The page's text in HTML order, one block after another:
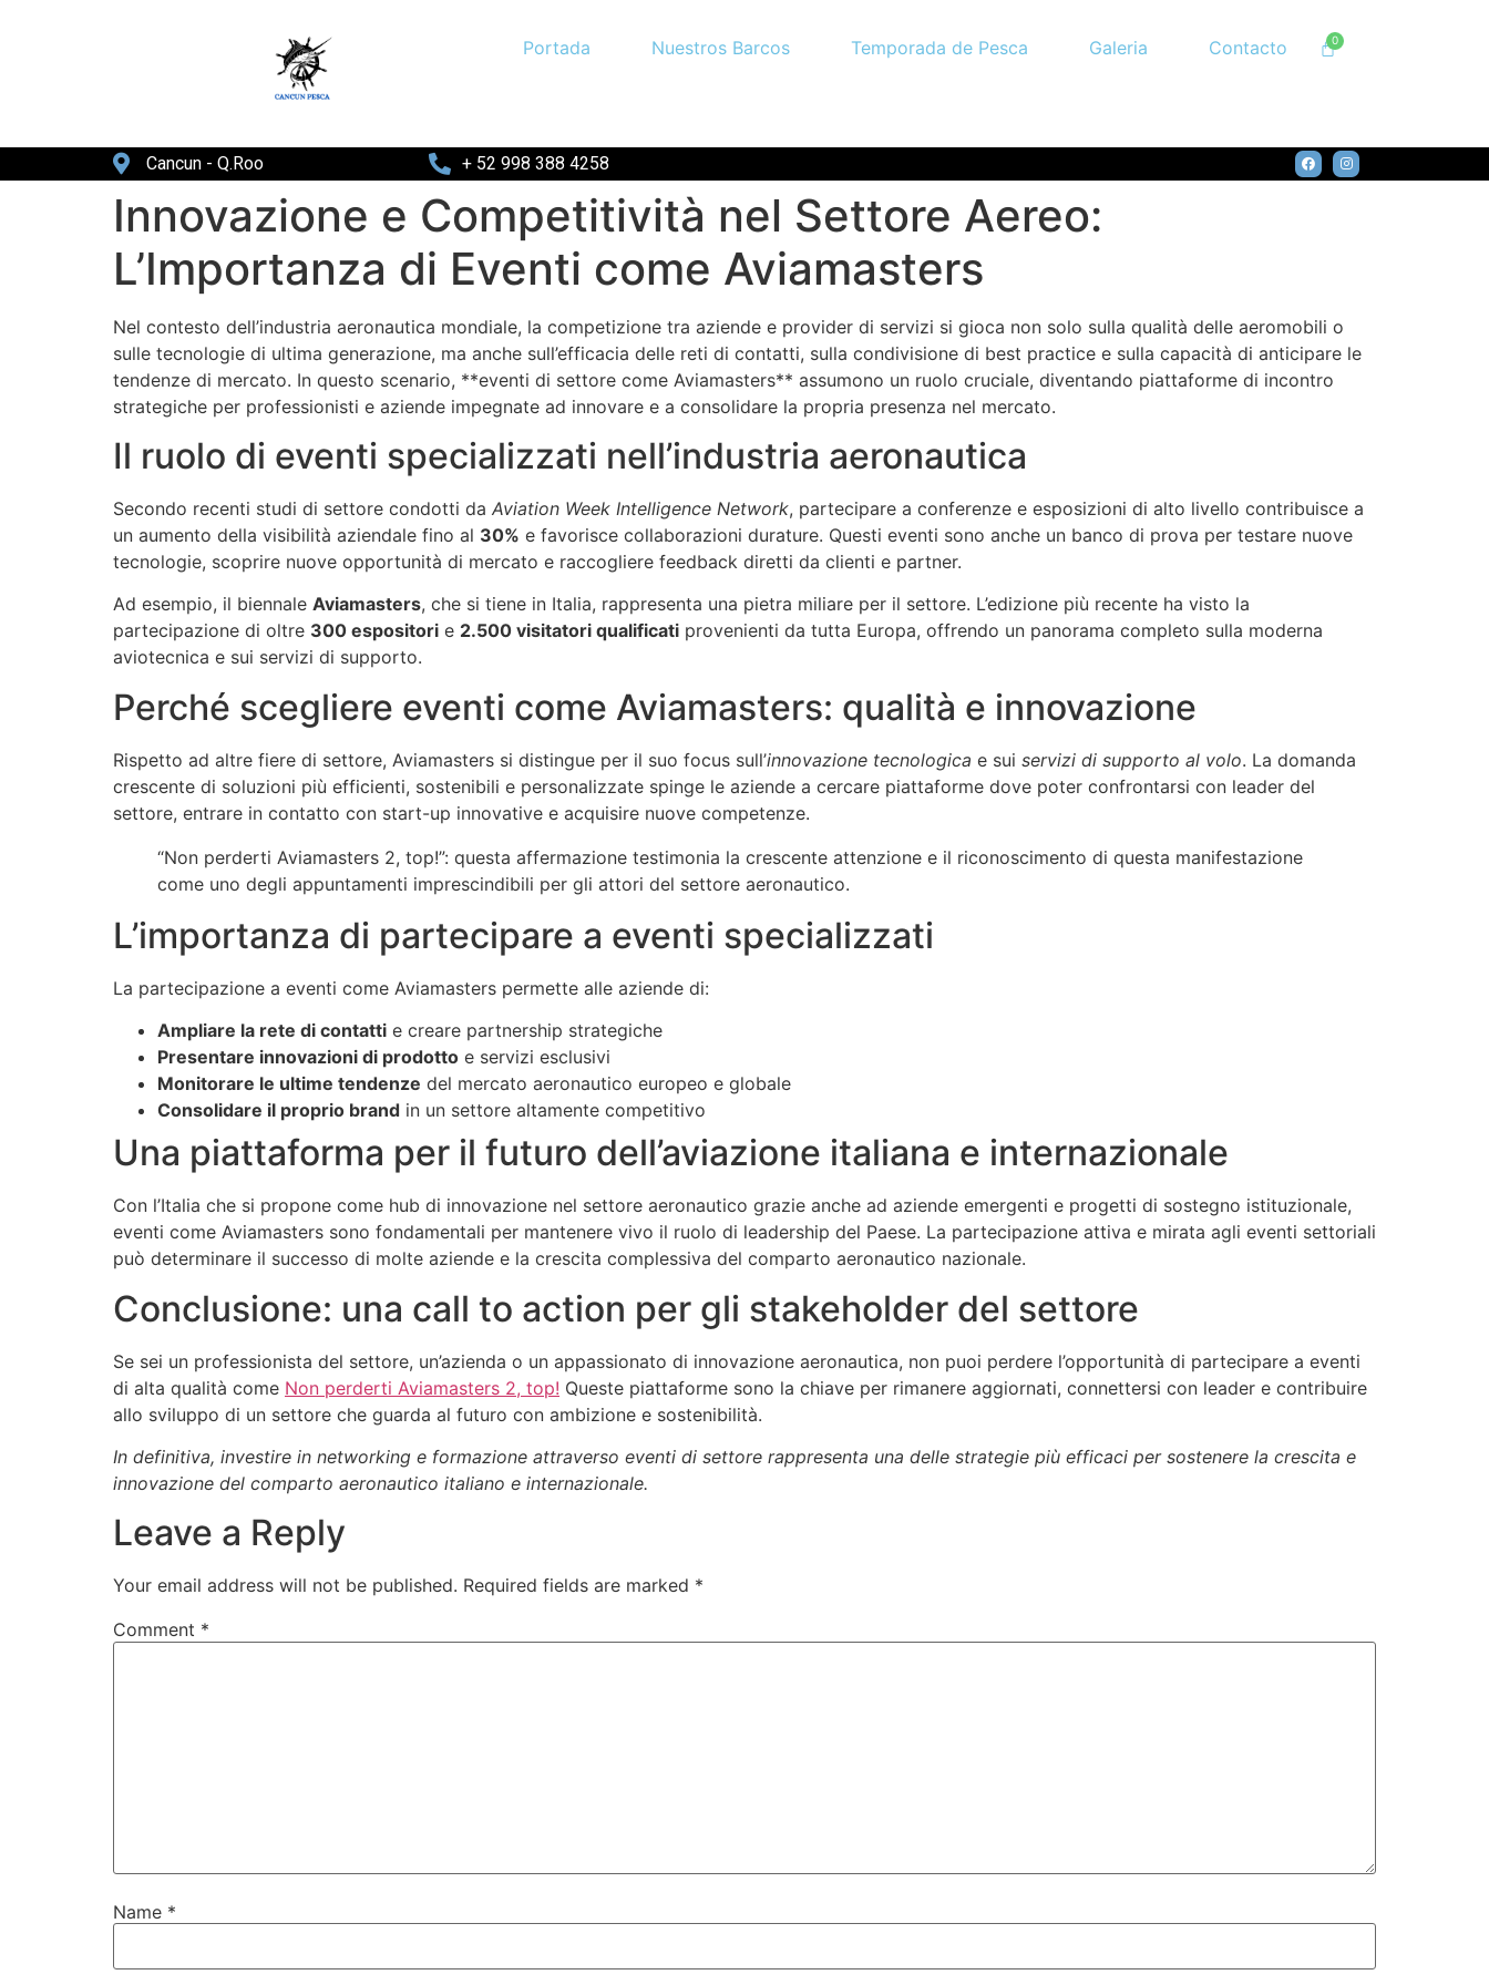
Portada Nuestros Barcos Temporada de Pesca Galeria Contacto
Cancun - Q.Roo + 52 998 388 4258
Innovazione e Competitività nel Settore Aereo:
L’Importanza di Eventi come Aviamasters
Nel contesto dell’industria aeronautica mondiale, la competizione tra aziende e provider di servizi si gioca non solo sulla qualità delle aeromobili o
sulle tecnologie di ultima generazione, ma anche sull’efficacia delle reti di contatti, sulla condivisione di best practice e sulla capacità di anticipare le
tendenze di mercato. In questo scenario, **eventi di settore come Aviamasters** assumono un ruolo cruciale, diventando piattaforme di incontro
strategiche per professionisti e aziende impegnate ad innovare e a consolidare la propria presenza nel mercato.
Il ruolo di eventi specializzati nell’industria aeronautica
Secondo recenti studi di settore condotti da Aviation Week Intelligence Network, partecipare a conferenze e esposizioni di alto livello contribuisce a
un aumento della visibilità aziendale fino al 30% e favorisce collaborazioni durature. Questi eventi sono anche un banco di prova per testare nuove
tecnologie, scoprire nuove opportunità di mercato e raccogliere feedback diretti da clienti e partner.
Ad esempio, il biennale Aviamasters, che si tiene in Italia, rappresenta una pietra miliare per il settore. L’edizione più recente ha visto la
partecipazione di oltre 300 espositori e 2.500 visitatori qualificati provenienti da tutta Europa, offrendo un panorama completo sulla moderna
aviotecnica e sui servizi di supporto.
Perché scegliere eventi come Aviamasters: qualità e innovazione
Rispetto ad altre fiere di settore, Aviamasters si distingue per il suo focus sull’innovazione tecnologica e sui servizi di supporto al volo. La domanda
crescente di soluzioni più efficienti, sostenibili e personalizzate spinge le aziende a cercare piattaforme dove poter confrontarsi con leader del
settore, entrare in contatto con start-up innovative e acquisire nuove competenze.
“Non perderti Aviamasters 2, top!”: questa affermazione testimonia la crescente attenzione e il riconoscimento di questa manifestazione
come uno degli appuntamenti imprescindibili per gli attori del settore aeronautico.
L’importanza di partecipare a eventi specializzati
La partecipazione a eventi come Aviamasters permette alle aziende di:
Ampliare la rete di contatti e creare partnership strategiche
Presentare innovazioni di prodotto e servizi esclusivi
Monitorare le ultime tendenze del mercato aeronautico europeo e globale
Consolidare il proprio brand in un settore altamente competitivo
Una piattaforma per il futuro dell’aviazione italiana e internazionale
Con l’Italia che si propone come hub di innovazione nel settore aeronautico grazie anche ad aziende emergenti e progetti di sostegno istituzionale,
eventi come Aviamasters sono fondamentali per mantenere vivo il ruolo di leadership del Paese. La partecipazione attiva e mirata agli eventi settoriali
può determinare il successo di molte aziende e la crescita complessiva del comparto aeronautico nazionale.
Conclusione: una call to action per gli stakeholder del settore
Se sei un professionista del settore, un’azienda o un appassionato di innovazione aeronautica, non puoi perdere l’opportunità di partecipare a eventi
di alta qualità come Non perderti Aviamasters 2, top! Queste piattaforme sono la chiave per rimanere aggiornati, connettersi con leader e contribuire
allo sviluppo di un settore che guarda al futuro con ambizione e sostenibilità.
In definitiva, investire in networking e formazione attraverso eventi di settore rappresenta una delle strategie più efficaci per sostenere la crescita e
innovazione del comparto aeronautico italiano e internazionale.
Leave a Reply
Your email address will not be published. Required fields are marked *
Comment *
Name *